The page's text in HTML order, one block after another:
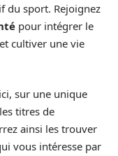
du sport. Rejoignez
pour intégrer le
cultiver une vie
sur une unique
titres de
ainsi les trouver
vous intéresse par